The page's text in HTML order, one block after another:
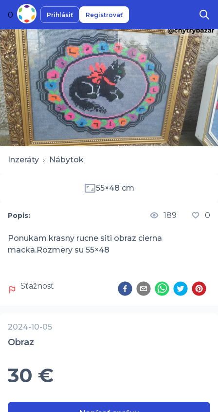
0 Prihlásiť Registrovať
Inzeráty › Nábytok
55×48 cm
Popis:
Ponukam krasny rucne siti obraz cierna
macka.Rozmery su 55×48
Sťažnosť
189 0
2024-10-05
Obraz
30 €